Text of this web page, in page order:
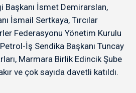
Başkanı İsmet Demirarslan,
İsmail Sertkaya, Tırcılar
Federasyonu Yönetim Kurulu
İş Sendika Başkanı Tuncay
Marmara Birlik Edincik Şube
ve çok sayıda davetli katıldı.